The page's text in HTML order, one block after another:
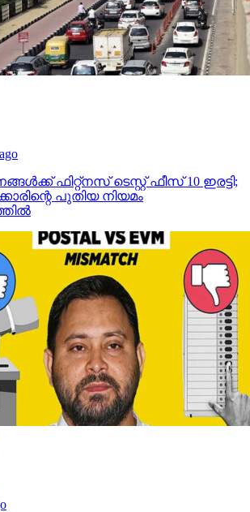
ഫിറ്റ്‌നസ് ടെസ്റ്റ് ഫീസ് 10 ഇരട്ടി;
പുതിയ നിയമം